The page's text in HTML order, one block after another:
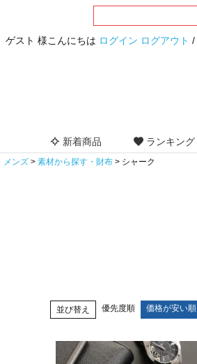
ゲスト 様こんにちは ログイン ログアウト /
新着商品 ランキング
メンズ 素材から探す・財布 シャーク
並び替え 優先度順 価格が安い順